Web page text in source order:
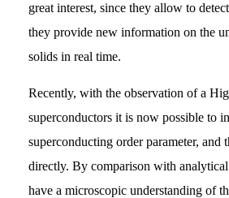
great interest, since they allow to
they provide new information on the
solids in real time.
Recently, with the observation of a
superconductors it is now possible to
superconducting order parameter, and
directly. By comparison with
have a microscopic understanding of